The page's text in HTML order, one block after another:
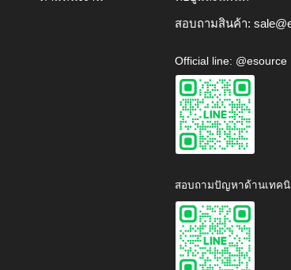
สอบถามสินค้า:
Official line: @esource
สอบถามปัญหาด้านเทคนิ